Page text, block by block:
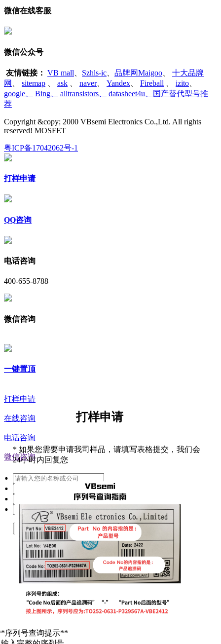
微信在线客服
微信公众号
友情链接： VB mall Szhls-ic 品牌网Maigoo
十大品牌
网
sitemap ask naver、 Yandex Fireball izito
google
Bing alltransistors
datasheet4u、国产替代型号推
荐
Copyright &copy; 2000 VBsemi Electronics Co.,Ltd. All rights
reserved! MOSFET
粤ICP备17042062号-1
打样申请
QQ咨询
电话咨询
400-655-8788
微信咨询
一键置顶
打样申请
在线咨询
电话咨询
微信咨询
打样申请
* 如果您需要申请我司样品，请填写表格提交，我们会
24小时内回复您
提交
序列号查询提示**